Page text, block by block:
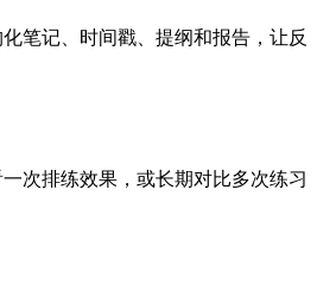
笔记、时间戳、提纲和报告，让
次排练效果，或长期对比多次练